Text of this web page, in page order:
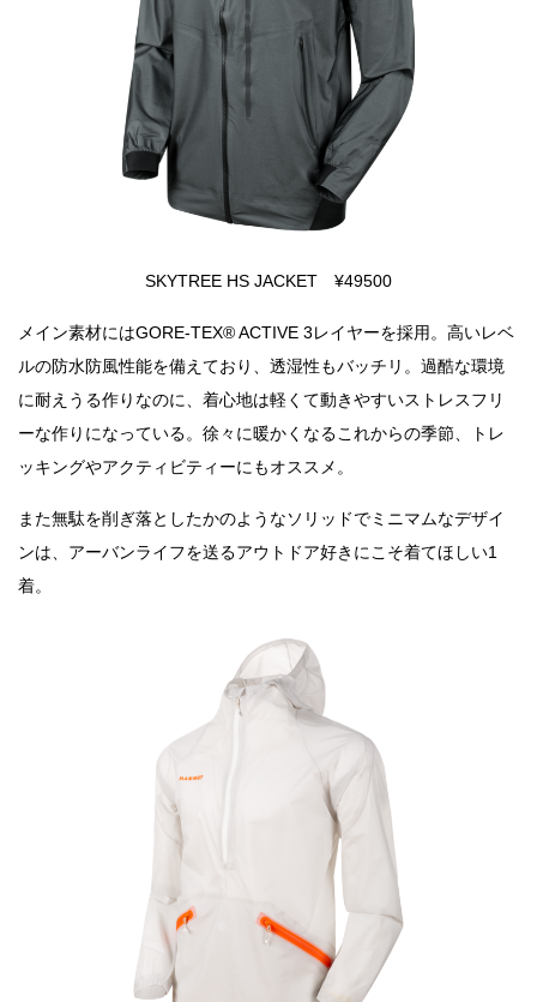
SKYTREE HS JACKET ¥49500
メイン素材にはGORE-TEX®︎ ACTIVE 3レイヤーを採用。高いレベ
ルの防水防風性能を備えており、透湿性もバッチリ。過酷な環境
に耐えうる作りなのに、着心地は軽くて動きやすいストレスフリ
ーな作りになっている。徐々に暖かくなるこれからの季節、トレ
ッキングやアクティビティーにもオススメ。
また無駄を削ぎ落としたかのようなソリッドでミニマムなデザイ
ンは、アーバンライフを送るアウトドア好きにこそ着てほしい1
着。